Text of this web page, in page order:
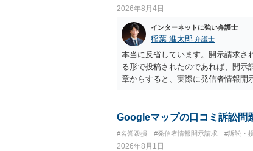
2026年8月4日
インターネットに強い弁護士
稲葉 進太郎 弁護士
本当に反省しています。開示請求
る形で投稿されたのであれば、開示
章からすると、実際に発信者情報開
カウントの登録メールに意見照会
スバイケースであり、数万円から１
Googleマップの口コミ訴訟問
#名誉毀損 #発信者情報開示請求 #訴訟・
2026年8月1日